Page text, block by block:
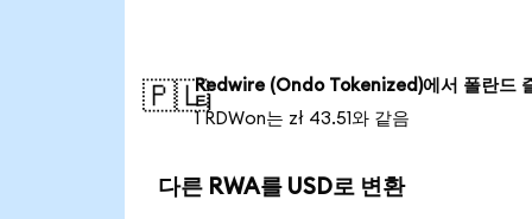
🇵🇱Redwire (Ondo Tokenized)에서 폴란드
티
1 RDWon는 zł 43.51와 같음
다른 RWA를 USD로 변환